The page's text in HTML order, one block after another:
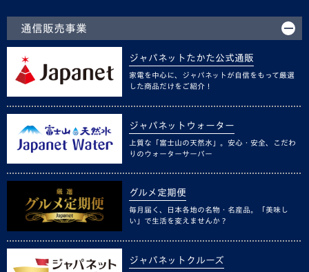
通信販売事業
ジャパネットたかた公式通販
家電を中心に、ジャパネットが自信をもって厳選
した商品だけをご紹介！
ジャパネットウォーター
上質な「富士山の天然水」。安心・安全、こだわ
りのウォーターサーバー
グルメ定期便
毎月届く、日本各地の名物・名産品。「美味し
い」で生活を変えませんか？
ジャパネットクルーズ